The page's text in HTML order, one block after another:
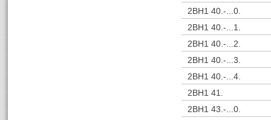
2BH1 40.-...0.
2BH1 40.-...1.
2BH1 40.-...2.
2BH1 40.-...3.
2BH1 40.-...4.
2BH1 41.
2BH1 43.-...0.